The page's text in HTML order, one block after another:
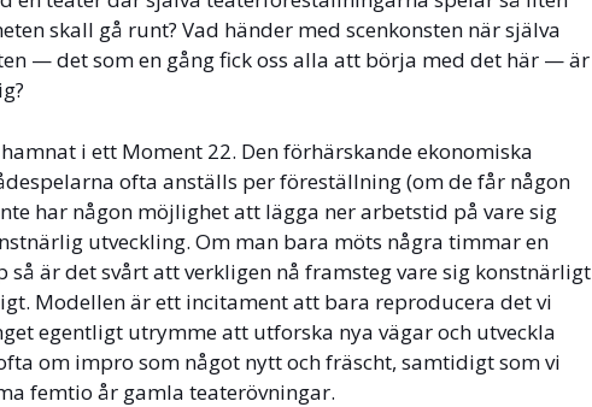
skall gå runt? Vad händer med scenkonsten när själva
— det som en gång fick oss alla att börja med det här — är
i ett Moment 22. Den förhärskande ekonomiska
ofta anställs per föreställning (om de får någon
har någon möjlighet att lägga ner arbetstid på vare sig
utveckling. Om man bara möts några timmar en
så är det svårt att verkligen nå framsteg vare sig konstnärligt
Modellen är ett incitament att bara reproducera det vi
egentligt utrymme att utforska nya vägar och utveckla
om impro som något nytt och fräscht, samtidigt som vi
femtio år gamla teaterövningar.